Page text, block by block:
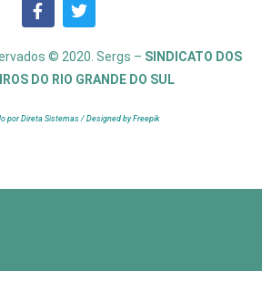
© 2020. Sergs – SINDICATO DOS
DO RIO GRANDE DO SUL
por Direta Sistemas / Designed by Freepik